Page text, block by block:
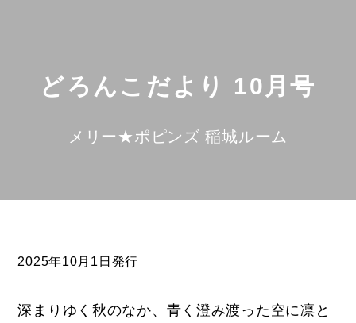
どろんこだより 10月号
メリー★ポピンズ 稲城ルーム
2025年10月1日発行
深まりゆく秋のなか、青く澄み渡った空に凛と